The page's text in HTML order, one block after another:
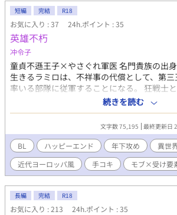
筆修正をしております。 ※には、R-18の内
す。 #年下攻め #身代わり #一目惚れ #婚約
短編 完結 R18
お気に入り : 37 24h.ポイント : 35
英雄不朽
冲令子
童貞不遜王子×やさぐれ軍医 名門貴族の出
生きるラミロは、不祥事の代償として、第
率いる部隊に従軍することになる。 狂戦士
オの大怪我を治療したことでラミロは求婚さ
二人の婚約は予想外の事態に展開していき
タジー世界ですが、文化レベルは二十世紀
です。
続きを読む
文字数 75,195 最終更新日
BL ハッピーエンド 年下攻め 異世
近代ヨーロッパ風
手コキ モブ×受け要
長編 完結 R18
お気に入り : 213 24h.ポイント : 35